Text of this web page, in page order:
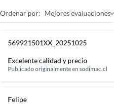
Ordenar por: Mejores evaluaciones
569921501XX_20251025
Excelente calidad y precio
Publicado originalmente en sodimac.cl
Felipe